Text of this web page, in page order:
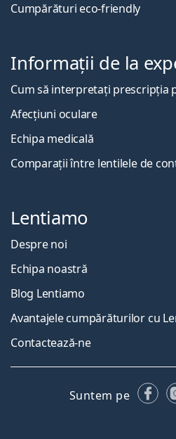
Cumpărături eco-friendly
Informații de la
Cum să interpretați prescripția
Afecțiuni oculare
Echipa medicală
Comparații între lentilele de
Lentiamo
Despre noi
Echipa noastră
Blog Lentiamo
Avantajele cumpărăturilor cu
Contactează-ne
Suntem pe